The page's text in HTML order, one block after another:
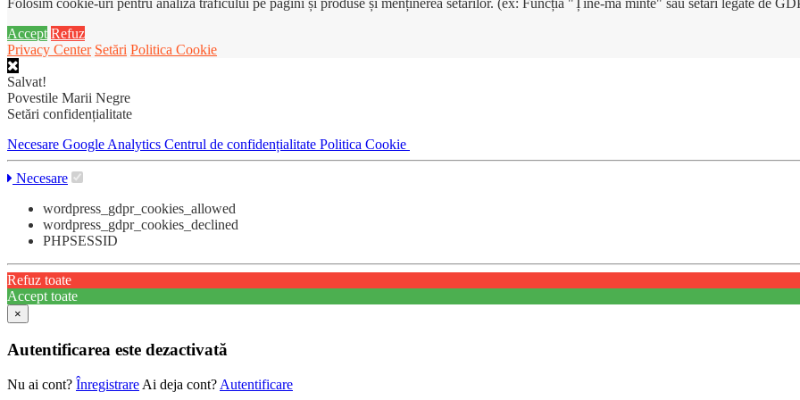
Folosim cookie-uri pentru analiza traficului pe pagini și produse și menținerea setărilor. (ex: Funcția "Ține-mă minte" sau setări legate de
Accept Refuz
Privacy Center Setări Politica Cookie
Salvat!
Povestile Marii Negre
Setări confidențialitate
Necesare Google Analytics Centrul de confidențialitate Politica Cookie
Necesare
wordpress_gdpr_cookies_allowed
wordpress_gdpr_cookies_declined
PHPSESSID
Refuz toate
Accept toate
×
Autentificarea este dezactivată
Nu ai cont? Înregistrare Ai deja cont? Autentificare